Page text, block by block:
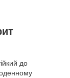
до